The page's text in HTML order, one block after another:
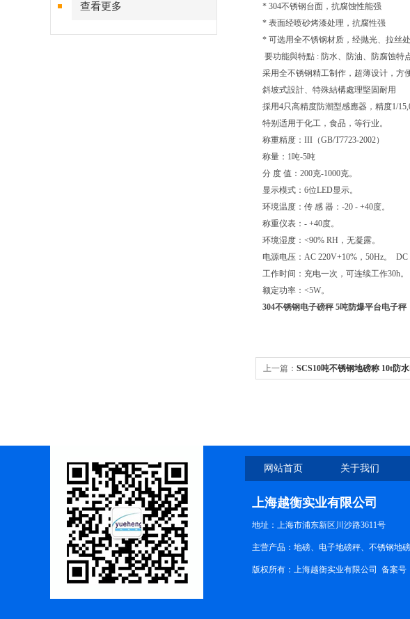
查看更多
* 304不锈钢台面，抗腐蚀性能强
* 表面经喷砂烤漆处理，抗腐性强
* 可选用全不锈钢材质，经抛光、拉丝处
要功能與特點 : 防水、防油、防腐蚀特
采用全不锈钢精工制作，超薄设计，方
斜坡式設計、特殊結構處理堅固耐用
採用4只高精度防潮型感應器，精度1/
特别适用于化工，食品，等行业。
称重精度：III（GB/T7723-2002）
称量：1吨-5吨
分 度 值：200克-1000克。
显示模式：6位LED显示。
环境温度：传 感 器：-20 - +40度。
称重仪表：- +40度。
环境湿度：<90% RH，无凝露。
电源电压：AC 220V+10%，50Hz。 DC
工作时间：充电一次，可连续工作30h。
额定功率：<5W。
304不锈钢电子磅秤 5吨防爆平台电子秤
上一篇： SCS10吨不锈钢地磅称 10t防
网站首页 关于我们
上海越衡实业有限公司
地址：上海市浦东新区川沙路3611号
主营产品：地磅、电子地磅秤、不锈钢地
版权所有：上海越衡实业有限公司 备案号